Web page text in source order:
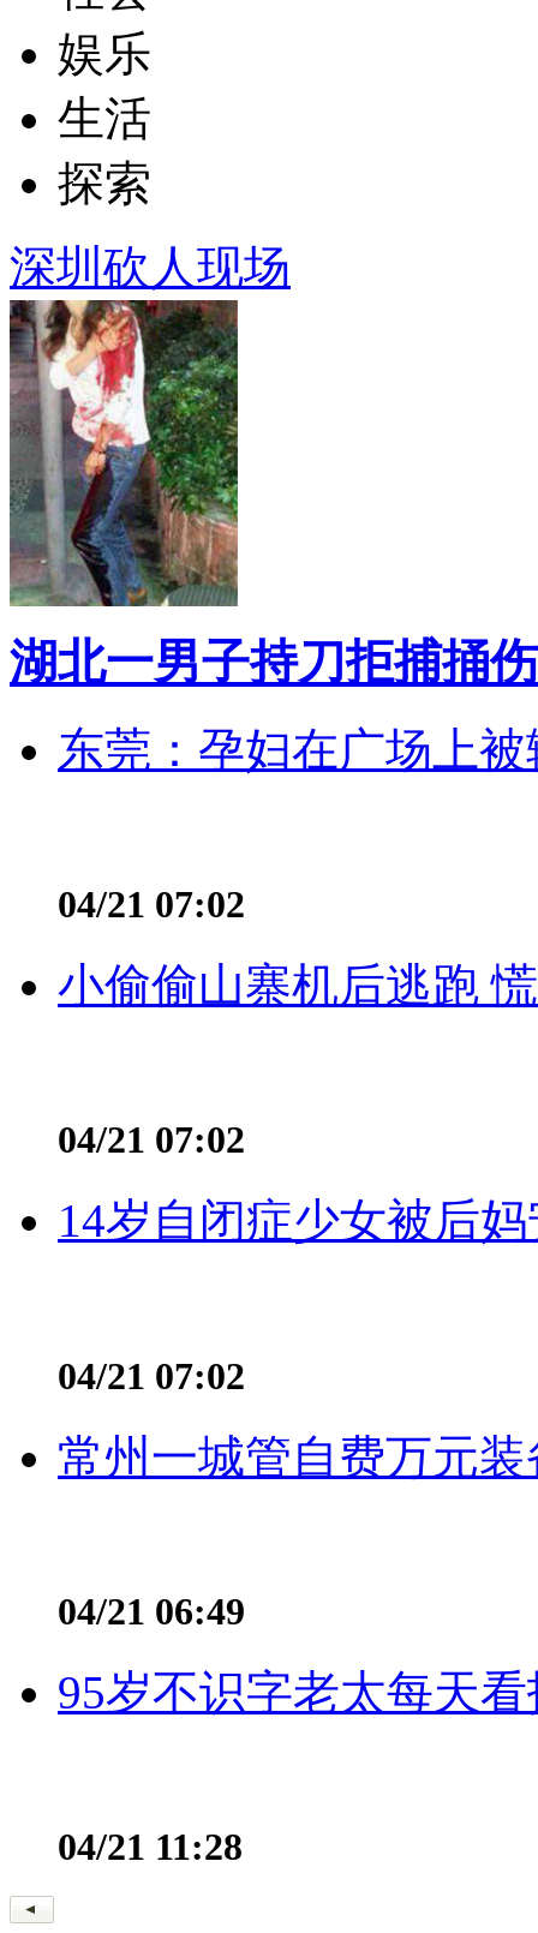
娱乐
生活
探索
深圳砍人现场
湖北一男子持刀拒捕捅
东莞：孕妇在广场上
04/21 07:02
小偷偷山寨机后逃跑
04/21 07:02
14岁自闭症少女被后
04/21 07:02
常州一城管自费万元
04/21 06:49
95岁不识字老太每天
04/21 11:28